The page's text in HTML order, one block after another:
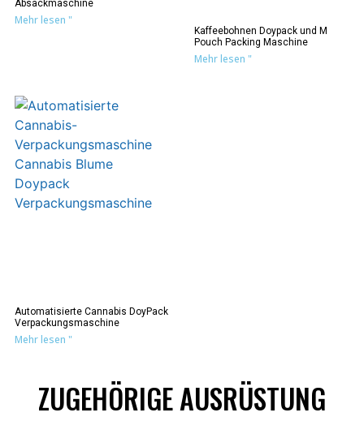
Absackmaschine
Mehr lesen "
Kaffeebohnen Doypack und M
Pouch Packing Maschine
Mehr lesen "
Automatisierte Cannabis DoyPack
Verpackungsmaschine
Mehr lesen "
ZUGEHÖRIGE AUSRÜSTUNG